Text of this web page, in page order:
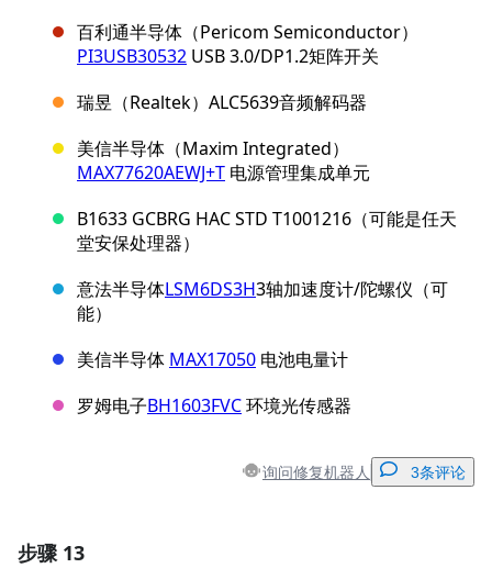
百利通半导体（Pericom Semiconductor）
PI3USB30532 USB 3.0/DP1.2矩阵开关
瑞昱（Realtek）ALC5639音频解码器
美信半导体（Maxim Integrated）
MAX77620AEWJ+T 电源管理集成单元
B1633 GCBRG HAC STD T1001216（可能是任天
堂安保处理器）
意法半导体LSM6DS3H3轴加速度计/陀螺仪（可
能）
美信半导体 MAX17050 电池电量计
罗姆电子BH1603FVC环境光传感器
询问修复机器人 3条评论
步骤 13